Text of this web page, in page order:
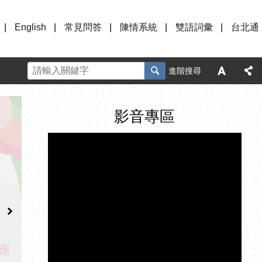
English 常見問答 陳情系統 雙語詞彙 台北通
進階搜尋
影音專區